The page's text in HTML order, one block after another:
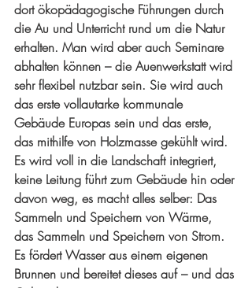
dort ökopädagogische Führungen durch
die Au und Unterricht rund um die Natur
erhalten. Man wird aber auch Seminare
abhalten können – die Auenwerkstatt wird
sehr flexibel nutzbar sein. Sie wird auch
das erste vollautarke kommunale
Gebäude Europas sein und das erste,
das mithilfe von Holzmasse gekühlt wird.
Es wird voll in die Landschaft integriert,
keine Leitung führt zum Gebäude hin oder
davon weg, es macht alles selber: Das
Sammeln und Speichern von Wärme,
das Sammeln und Speichern von Strom.
Es fördert Wasser aus einem eigenen
Brunnen und bereitet dieses auf – und das